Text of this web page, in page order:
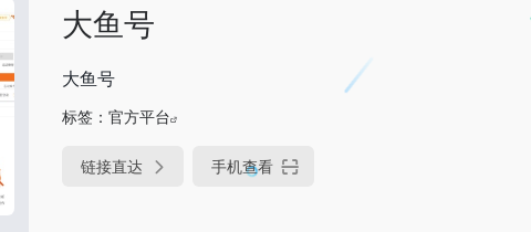
大鱼号
大鱼号
标签： 官方平台
链接直达 手机查看